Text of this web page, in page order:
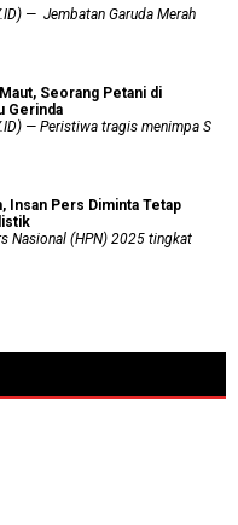
— Jembatan Garuda Merah
Seorang Petani di
Gerinda
— Peristiwa tragis menimpa S
Insan Pers Diminta Tetap
Nasional (HPN) 2025 tingkat